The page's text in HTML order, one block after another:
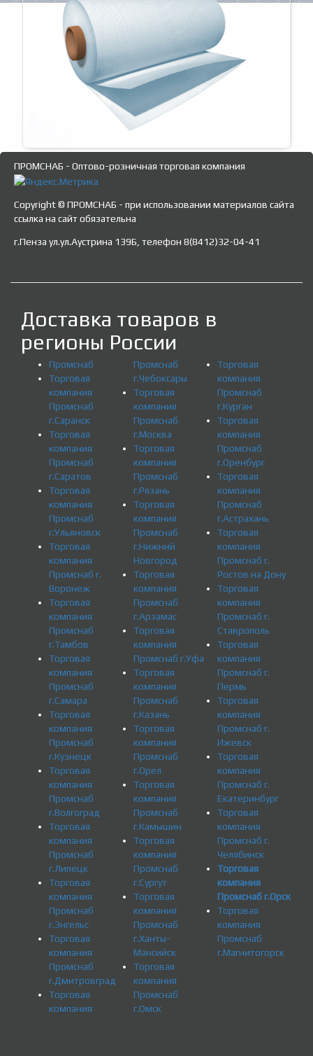
ПРОМСНАБ - Оптово-розничная торговая компания
Copyright © ПРОМСНАБ - при использовании материалов сайта
ссылка на сайт обязательна
г.Пенза ул.ул.Аустрина 139Б, телефон 8(8412)32-04-41
Доставка товаров в
регионы России
Промснаб
Торговая
компания
Промснаб
г.Саранск
Торговая
компания
Промснаб
г.Саратов
Торговая
компания
Промснаб
г.Ульяновск
Торговая
компания
Промснаб г.
Воронеж
Торговая
компания
Промснаб
г.Тамбов
Торговая
компания
Промснаб
г.Самара
Торговая
компания
Промснаб
г.Кузнецк
Торговая
компания
Промснаб
г.Волгоград
Торговая
компания
Промснаб
г.Липецк
Торговая
компания
Промснаб
г.Энгельс
Торговая
компания
Промснаб
г.Дмитровград
Торговая
компания
Промснаб
г.Чебоксары
Торговая
компания
Промснаб
г.Москва
Торговая
компания
Промснаб
г.Рязань
Торговая
компания
Промснаб
г.Нижний
Новгород
Торговая
компания
Промснаб
г.Арзамас
Торговая
компания
Промснаб г.Уфа
Торговая
компания
Промснаб
г.Казань
Торговая
компания
Промснаб
г.Орел
Торговая
компания
Промснаб
г.Камышин
Торговая
компания
Промснаб
г.Сургут
Торговая
компания
Промснаб
г.Ханты-
Мансийск
Торговая
компания
Промснаб
г.Омск
Торговая
компания
Промснаб
г.Курган
Торговая
компания
Промснаб
г.Оренбург
Торговая
компания
Промснаб
г.Астрахань
Торговая
компания
Промснаб г.
Ростов на Дону
Торговая
компания
Промснаб г.
Ставрополь
Торговая
компания
Промснаб г.
Пермь
Торговая
компания
Промснаб г.
Ижевск
Торговая
компания
Промснаб г.
Екатеринбург
Торговая
компания
Промснаб г.
Челябинск
Торговая
компания
Промснаб г.Орск
Торговая
компания
Промснаб
г.Магнитогорск